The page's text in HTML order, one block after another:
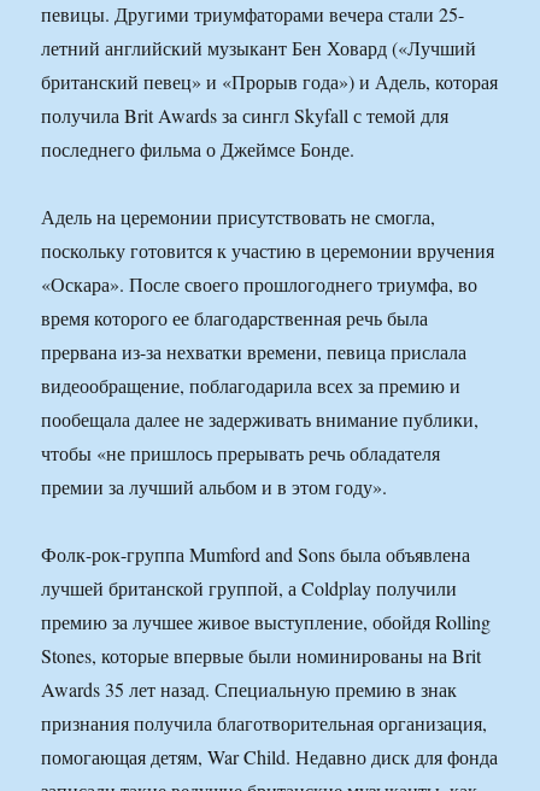
певицы. Другими триумфаторами вечера стали 25-
летний английский музыкант Бен Ховард («Лучший
британский певец» и «Прорыв года») и Адель, которая
получила Brit Awards за сингл Skyfall с темой для
последнего фильма о Джеймсе Бонде.
Адель на церемонии присутствовать не смогла,
поскольку готовится к участию в церемонии вручения
«Оскара». После своего прошлогоднего триумфа, во
время которого ее благодарственная речь была
прервана из-за нехватки времени, певица прислала
видеообращение, поблагодарила всех за премию и
пообещала далее не задерживать внимание публики,
чтобы «не пришлось прерывать речь обладателя
премии за лучший альбом и в этом году».
Фолк-рок-группа Mumford and Sons была объявлена
лучшей британской группой, а Coldplay получили
премию за лучшее живое выступление, обойдя Rolling
Stones, которые впервые были номинированы на Brit
Awards 35 лет назад. Специальную премию в знак
признания получила благотворительная организация,
помогающая детям, War Child. Недавно диск для фонда